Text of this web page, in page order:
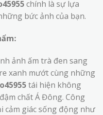
chính là sự lựa
bức ảnh của bạn.
ảnh ấm trà đen sang
xanh mướt cùng những
tái hiện không
chất Á Đông. Công
cảm giác sống động như